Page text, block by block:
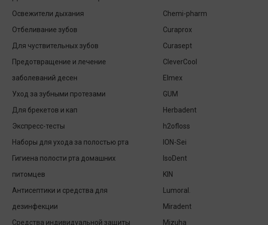
Освежители дыхания
Отбеливание зубов
Для чуствительных зубов
Предотвращение и лечение
заболеваний десен
Уход за зубными протезами
Для брекетов и кап
Экспресс-тесты
Наборы для ухода за полостью рта
Гигиена полости рта домашних
питомцев
Антисептики и средства для
дезинфекции
Средства индивидуальной защиты
Chemi-pharm
Curaprox
Curasept
CleverCool
Elmex
GUM
Herbadent
h2ofloss
ION-Sei
IsoDent
KIN
Lumoral.
Miradent
Mizuha